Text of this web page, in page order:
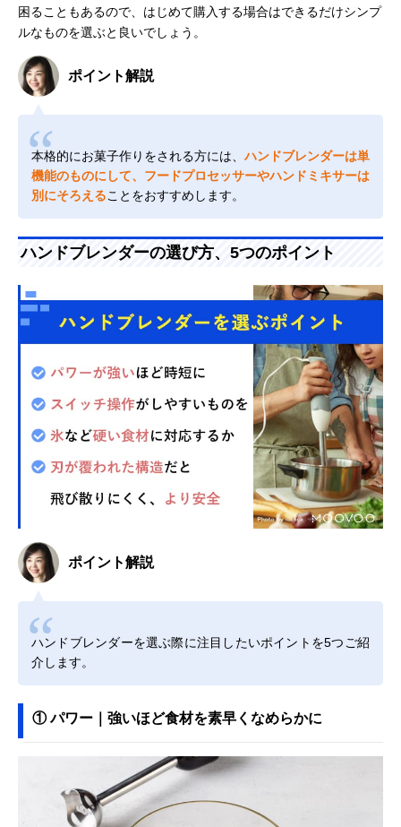
困ることもあるので、はじめて購入する場合はできるだけシンプ
ルなものを選ぶと良いでしょう。
ポイント解説
本格的にお菓子作りをされる方には、ハンドブレンダーは単
機能のものにして、フードプロセッサーやハンドミキサーは
別にそろえることをおすすめします。
ハンドブレンダーの選び方、5つのポイント
ポイント解説
ハンドブレンダーを選ぶ際に注目したいポイントを5つご紹
介します。
① パワー｜強いほど食材を素早くなめらかに